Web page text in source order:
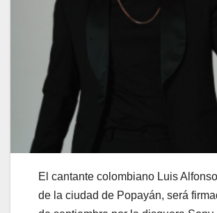
El cantante colombiano Luis
de la ciudad de Popayán, será